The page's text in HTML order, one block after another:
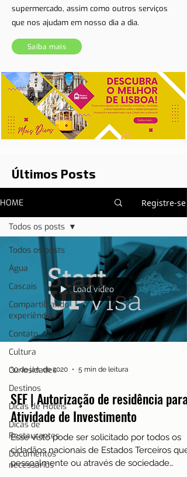
supermercado, assim como outros serviços
que nos ajudam em nosso dia a dia.
Saiba mais
Últimos Posts
HOME Registre-se
Todos os posts
Água
Cascais
Compartilhando
experiências
Contato
Cultura
Curiosidades
Destinos
Dicas de Hotéis
Dicas de
Restaurantes
Documentos
necessários
Todos os posts
Load video
30 de jan. de 2020 5 min de leitura
SEF | Autorização de residência para
Atividade de Investimento
Esse visto pode ser solicitado por todos os
cidadãos nacionais de Estados Terceiros que,
pessoalmente ou através de sociedade